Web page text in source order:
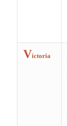
Victoria